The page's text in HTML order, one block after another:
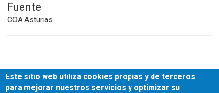
Fuente
COA Asturias
Este sitio web utiliza cookies propias y de terceros
para mejorar nuestros servicios y optimizar su